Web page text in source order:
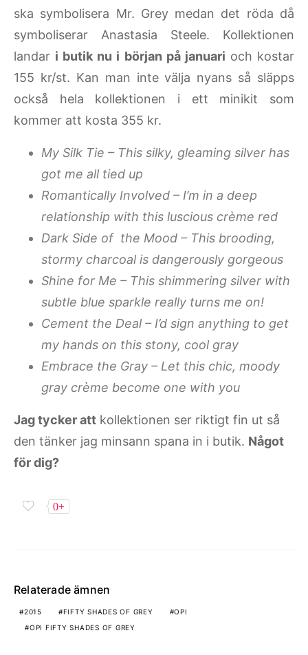
ska symbolisera Mr. Grey medan det röda då
symboliserar Anastasia Steele. Kollektionen
landar i butik nu i början på januari och kostar
155 kr/st. Kan man inte välja nyans så släpps
också hela kollektionen i ett minikit som
kommer att kosta 355 kr.
My Silk Tie – This silky, gleaming silver has
got me all tied up
Romantically Involved – I’m in a deep
relationship with this luscious crème red
Dark Side of the Mood – This brooding,
stormy charcoal is dangerously gorgeous
Shine for Me – This shimmering silver with
subtle blue sparkle really turns me on!
Cement the Deal – I’d sign anything to get
my hands on this stony, cool gray
Embrace the Gray – Let this chic, moody
gray crème become one with you
Jag tycker att kollektionen ser riktigt fin ut så
den tänker jag minsann spana in i butik. Något
för dig?
0+
Relaterade ämnen
2015 FIFTY SHADES OF GREY
OPI
OPI FIFTY SHADES OF GREY